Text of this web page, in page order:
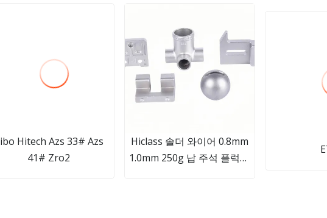
Hitech Azs 33# Azs
41# Zro2
Hiclass 솔더 와이어 0.8mm
1.0mm 250g 납 주석 플럭스